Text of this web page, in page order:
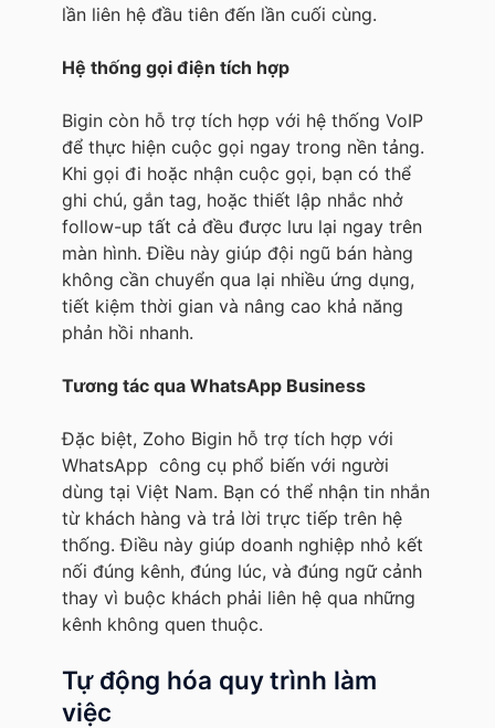
lần liên hệ đầu tiên đến lần cuối cùng.
Hệ thống gọi điện tích hợp
Bigin còn hỗ trợ tích hợp với hệ thống VoIP
để thực hiện cuộc gọi ngay trong nền tảng.
Khi gọi đi hoặc nhận cuộc gọi, bạn có thể
ghi chú, gắn tag, hoặc thiết lập nhắc nhở
follow-up tất cả đều được lưu lại ngay trên
màn hình. Điều này giúp đội ngũ bán hàng
không cần chuyển qua lại nhiều ứng dụng,
tiết kiệm thời gian và nâng cao khả năng
phản hồi nhanh.
Tương tác qua WhatsApp Business
Đặc biệt, Zoho Bigin hỗ trợ tích hợp với
WhatsApp công cụ phổ biến với người
dùng tại Việt Nam. Bạn có thể nhận tin nhắn
từ khách hàng và trả lời trực tiếp trên hệ
thống. Điều này giúp doanh nghiệp nhỏ kết
nối đúng kênh, đúng lúc, và đúng ngữ cảnh
thay vì buộc khách phải liên hệ qua những
kênh không quen thuộc.
Tự động hóa quy trình làm
việc